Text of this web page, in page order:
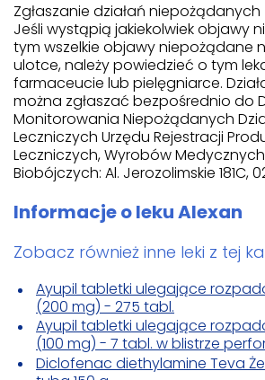
Zgłaszanie działań niepożądanych
Jeśli wystąpią jakiekolwiek objawy
tym wszelkie objawy niepożądane
ulotce, należy powiedzieć o tym
farmaceucie lub pielęgniarce.
można zgłaszać bezpośrednio do
Monitorowania Niepożądanych
Leczniczych Urzędu Rejestracji
Leczniczych, Wyrobów
Biobójczych: Al. Jerozolimskie 181C,
Informacje o leku Alexan
Zobacz również inne leki z tej
Ayupil tabletki ulegające
(200 mg) - 275 tabl.
Ayupil tabletki ulegające
(100 mg) - 7 tabl. w blistrze
Diclofenac diethylamine Teva